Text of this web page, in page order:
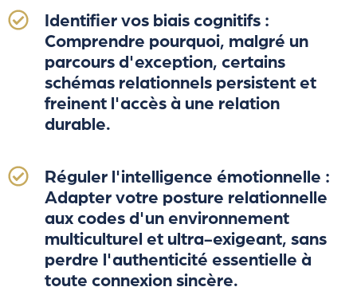
Identifier vos biais cognitifs :
Comprendre pourquoi, malgré un
parcours d'exception, certains
schémas relationnels persistent et
freinent l'accès à une relation
durable.
Réguler l'intelligence émotionnelle :
Adapter votre posture relationnelle
aux codes d'un environnement
multiculturel et ultra-exigeant, sans
perdre l'authenticité essentielle à
toute connexion sincère.